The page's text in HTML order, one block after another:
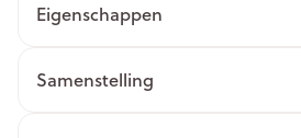
Eigenschappen
Samenstelling